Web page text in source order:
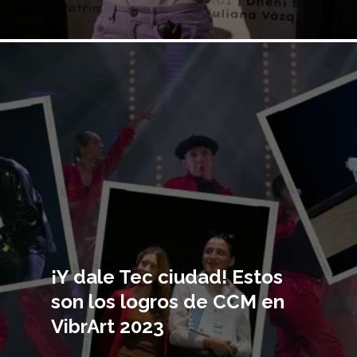
¡Y dale Tec ciudad! Estos
son los logros de CCM en
VibrArt 2023